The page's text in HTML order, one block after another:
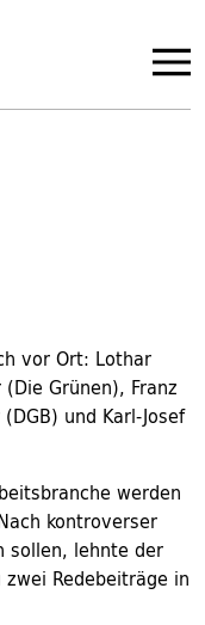
vor Ort: Lothar
Grünen), Franz
und Karl-Josef
werden
kontroverser
sollen, lehnte der
Redebeiträge in